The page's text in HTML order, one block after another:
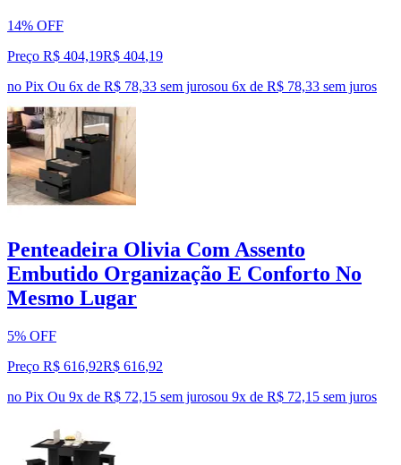
14% OFF
Preço R$ 404,19R$ 404,19
no Pix Ou 6x de R$ 78,33 sem jurosou 6x de R$ 78,33 sem juros
Penteadeira Olivia Com Assento
Embutido Organização E Conforto No
Mesmo Lugar
5% OFF
Preço R$ 616,92R$ 616,92
no Pix Ou 9x de R$ 72,15 sem jurosou 9x de R$ 72,15 sem juros